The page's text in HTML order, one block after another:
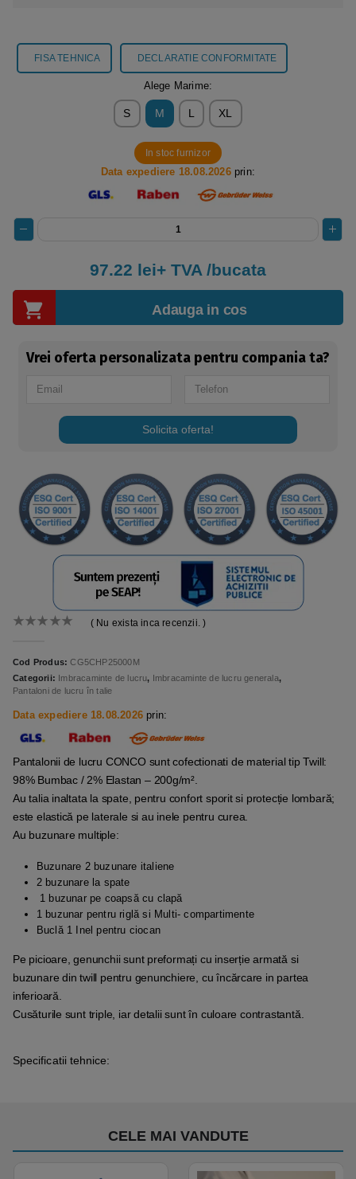
FISA TEHNICA DECLARATIE CONFORMITATE
( Nu exista inca recenzii. )
Cod Produs:CG5CHP25000M
Categorii: Imbracaminte de lucru, Imbracaminte de lucru generala,
Pantaloni de lucru în talie
Data expediere 18.08.2026 prin:
Pantalonii de lucru CONCO sunt cofectionati de material tip Twill:
98% Bumbac / 2% Elastan – 200g/m².
Au talia inaltata la spate, pentru confort sporit si protecție lombară;
este elastică pe laterale si au inele pentru curea.
Au buzunare multiple:
Buzunare 2 buzunare italiene
2 buzunare la spate
1 buzunar pe coapsă cu clapă
1 buzunar pentru riglă si Multi- compartimente
Buclă 1 Inel pentru ciocan
Pe picioare, genunchii sunt preformați cu inserție armată si
buzunare din twill pentru genunchiere, cu încărcare in partea
inferioară.
Cusăturile sunt triple, iar detalii sunt în culoare contrastantă.
Alege Marime:
S M L XL
In stoc furnizor
Data expediere 18.08.2026prin:
97.22 lei+ TVA /bucata
Adauga in cos
Vrei oferta personalizata pentru compania ta?
Solicita oferta!
Specificatii tehnice:
CELE MAI VANDUTE